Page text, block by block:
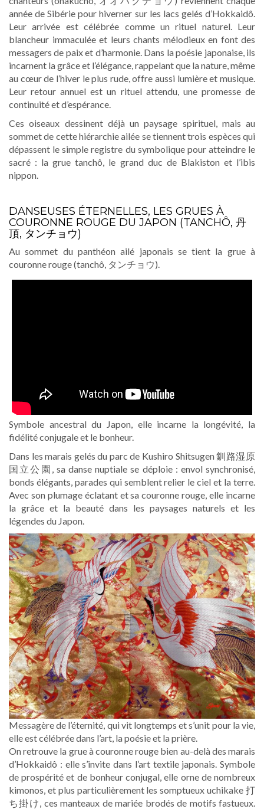
année de Sibérie pour hiverner sur les lacs gelés d’Hokkaidô.
Leur arrivée est célébrée comme un rituel naturel. Leur
blancheur immaculée et leurs chants mélodieux en font des
messagers de paix et d’harmonie. Dans la poésie japonaise, ils
incarnent la grâce et l’élégance, rappelant que la nature, même
au cœur de l’hiver le plus rude, offre aussi lumière et musique.
Leur retour annuel est un rituel attendu, une promesse de
continuité et d’espérance.
Ces oiseaux dessinent déjà un paysage spirituel, mais au
sommet de cette hiérarchie ailée se tiennent trois espèces qui
dépassent le simple registre du symbolique pour atteindre le
sacré : la grue tanchô, le grand duc de Blakiston et l’ibis
nippon.
DANSEUSES ÉTERNELLES, LES GRUES À
COURONNE ROUGE DU JAPON (TANCHÔ, 丹
頂, タンチョウ)
Au sommet du panthéon ailé japonais se tient la grue à
couronne rouge (tanchô, タンチョウ).
Symbole ancestral du Japon, elle incarne la longévité, la
fidélité conjugale et le bonheur.
Dans les marais gelés du parc de Kushiro Shitsugen 釧路湿原
国立公園, sa danse nuptiale se déploie : envol synchronisé,
bonds élégants, parades qui semblent relier le ciel et la terre.
Avec son plumage éclatant et sa couronne rouge, elle incarne
la grâce et la beauté dans les paysages naturels et les
légendes du Japon.
Messagère de l’éternité, qui vit longtemps et s’unit pour la vie,
elle est célébrée dans l’art, la poésie et la prière.
On retrouve la grue à couronne rouge bien au-delà des marais
d’Hokkaidô : elle s’invite dans l’art textile japonais. Symbole
de prospérité et de bonheur conjugal, elle orne de nombreux
kimonos, et plus particulièrement les somptueux uchikake 打
ち掛け, ces manteaux de mariée brodés de motifs fastueux.